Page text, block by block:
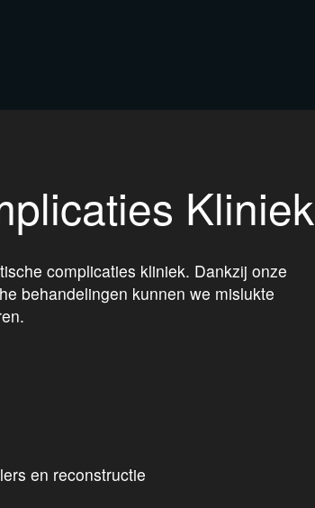
Kliniek
complicaties kliniek. Dankzij onze
behandelingen kunnen we mislukte
en reconstructie